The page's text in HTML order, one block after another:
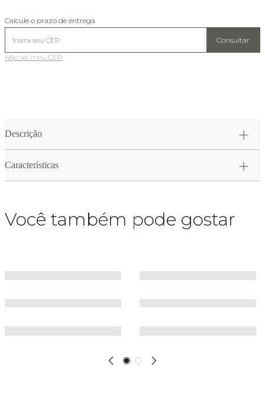
Calcule o prazo de entrega
Consultar
Não sei meu CEP
Descrição
Características
Você também pode gostar